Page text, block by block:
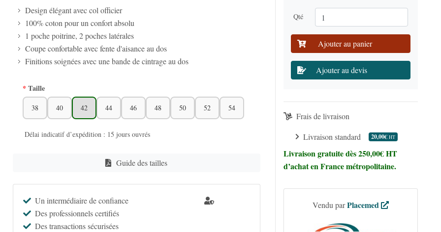
Design élégant avec col officier
100% coton pour un confort absolu
1 poche poitrine, 2 poches latérales
Coupe confortable avec fente d'aisance au dos
Finitions soignées avec une bande de cintrage au dos
Taille
38 40 42 44 46 48 50 52 54
Délai indicatif d’expédition : 15 jours ouvrés
Guide des tailles
Un intermédiaire de confiance
Des professionnels certifiés
Des transactions sécurisées
Qté
Ajouter au panier
Ajouter au devis
Frais de livraison
Livraison standard
20,00€ HT
Livraison gratuite dès 250,00€ HT
d’achat en France métropolitaine.
Vendu parPlacemed